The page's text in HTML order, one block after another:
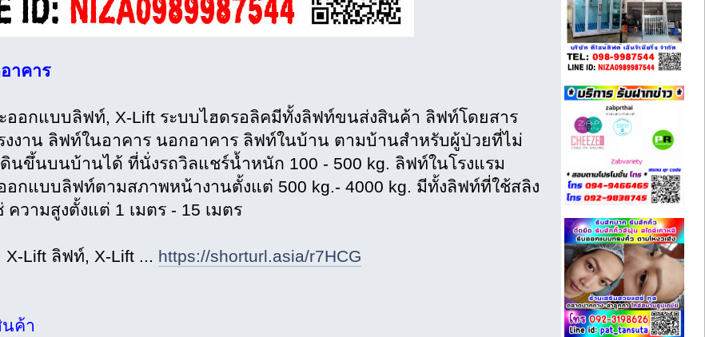
าคาร
ออกแบบลิฟท์, X-Lift ระบบไฮดรอลิคมีทั้งลิฟท์ขนส่งสินค้า ลิฟท์โดยสาร
งงาน ลิฟท์ในอาคาร นอกอาคาร ลิฟท์ในบ้าน ตามบ้านสำหรับผู้ป่วยที่ไม่
ดินขึ้นบนบ้านได้ ที่นั่งรถวิลแชร์น้ำหนัก 100 - 500 kg. ลิฟท์ในโรงแรม
อกแบบลิฟท์ตามสภาพหน้างานตั้งแต่ 500 kg.- 4000 kg. มีทั้งลิฟท์ที่ใช้สลิง
ความสูงตั้งแต่ 1 เมตร - 15 เมตร
X-Lift ลิฟท์, X-Lift ... https://shorturl.asia/r7HCG
ค้า